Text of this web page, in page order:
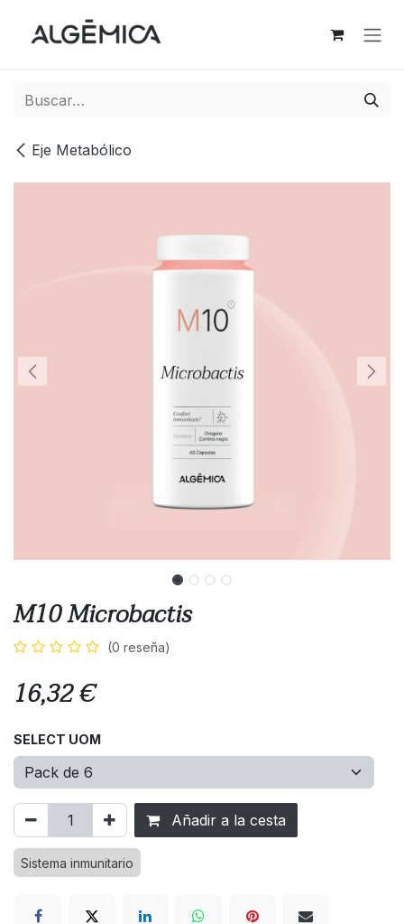
Eje Metabólico
M10 Microbactis
(0 reseña)
16,32€
SELECT UOM
Añadir a la cesta
Sistema inmunitario